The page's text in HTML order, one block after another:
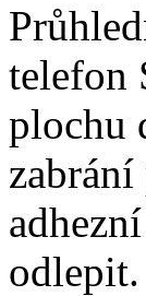
telefon
plochu
odlepit.